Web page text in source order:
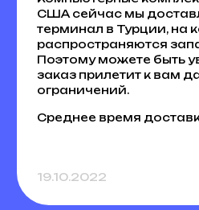
США сейчас мы
терминал в Турции, на
распространяются
Поэтому можете быть
заказ прилетит к вам
ограничений.
Среднее время
19.10.2022